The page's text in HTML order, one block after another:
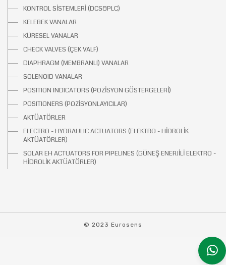
KONTROL SİSTEMLERİ (DCS&PLC)
KELEBEK VANALAR
KÜRESEL VANALAR
CHECK VALVES (ÇEK VALF)
DIAPHRAGM (MEMBRANLI) VANALAR
SOLENOID VANALAR
POSITION INDICATORS (POZİSYON GÖSTERGELERİ)
POSITIONERS (POZİSYONLAYICILAR)
AKTÜATÖRLER
ELECTRO - HYDRAULIC ACTUATORS (ELEKTRO - HİDROLİK
AKTÜATÖRLER)
SOLAR EH ACTUATORS FOR PIPELINES (GÜNEŞ ENERJİLİ ELEKTRO -
HİDROLİK AKTÜATÖRLER)
© 2023 Eurosens